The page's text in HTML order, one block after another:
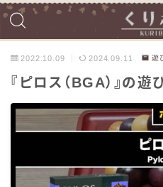
2022.10.09 2024.09.11 遊
『ピロス（BGA）』の遊